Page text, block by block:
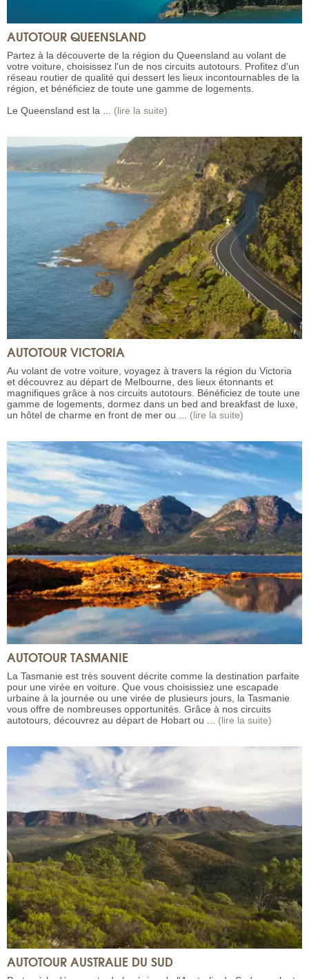
AUTOTOUR QUEENSLAND
Partez à la découverte de la région du Queensland au volant de
votre voiture, choisissez l'un de nos circuits autotours. Profitez d'un
réseau routier de qualité qui dessert les lieux incontournables de la
région, et bénéficiez de toute une gamme de logements.
Le Queensland est la ... (lire la suite)
AUTOTOUR VICTORIA
Au volant de votre voiture, voyagez à travers la région du Victoria
et découvrez au départ de Melbourne, des lieux étonnants et
magnifiques grâce à nos circuits autotours. Bénéficiez de toute une
gamme de logements, dormez dans un bed and breakfast de luxe,
un hôtel de charme en front de mer ou ... (lire la suite)
AUTOTOUR TASMANIE
La Tasmanie est très souvent décrite comme la destination parfaite
pour une virée en voiture. Que vous choisissiez une escapade
urbaine à la journée ou une virée de plusieurs jours, la Tasmanie
vous offre de nombreuses opportunités. Grâce à nos circuits
autotours, découvrez au départ de Hobart ou ... (lire la suite)
AUTOTOUR AUSTRALIE DU SUD